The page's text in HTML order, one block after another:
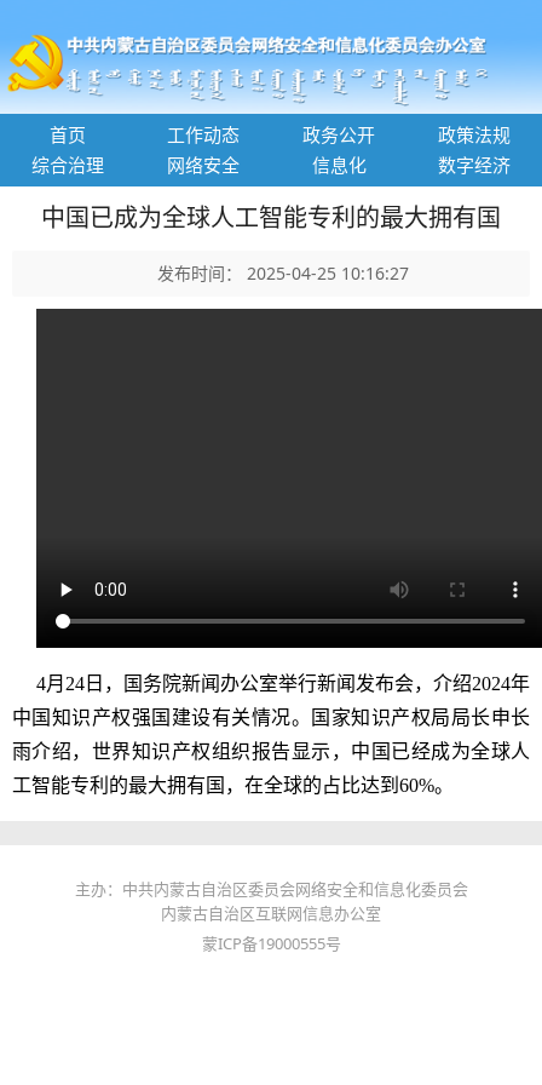
首页 工作动态 政务公开
政策法规
综合治理
网络安全 信息化 数字经济
中国已成为全球人工智能专利的最大拥有国
发布时间： 2025-04-25 10:16:27
4月24日，国务院新闻办公室举行新闻发布会，介绍2024年
中国知识产权强国建设有关情况。国家知识产权局局长申长
雨介绍，世界知识产权组织报告显示，中国已经成为全球人
工智能专利的最大拥有国，在全球的占比达到60%。
主办：中共内蒙古自治区委员会网络安全和信息化委员会
内蒙古自治区互联网信息办公室
蒙ICP备19000555号